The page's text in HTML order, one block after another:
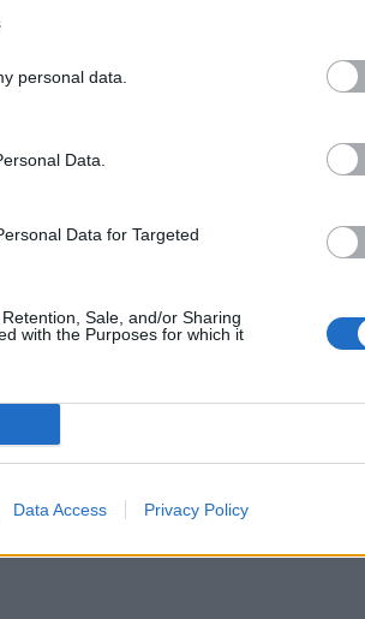
personal data.
Data.
Data for Targeted
Sale, and/or Sharing
with the Purposes for which it
Data Access Privacy Policy